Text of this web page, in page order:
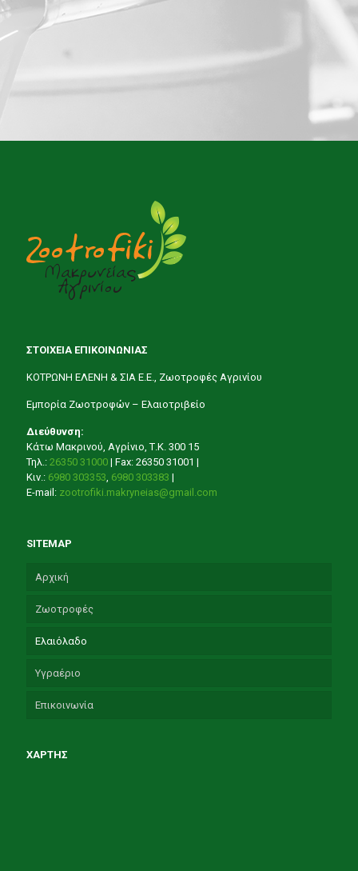
ΣΤΟΙΧΕΙΑ ΕΠΙΚΟΙΝΩΝΙΑΣ
ΚΟΤΡΩΝΗ ΕΛΕΝΗ & ΣΙΑ Ε.Ε., Ζωοτροφές Αγρινίου
Εμπορία Ζωοτροφών – Ελαιοτριβείο
Διεύθυνση:
Κάτω Μακρινού, Αγρίνιο, Τ.Κ. 300 15
Τηλ.: 26350 31000 | Fax: 26350 31001 |
Κιν.: 6980 303353, 6980 303383 |
Ε-mail: zootrofiki.makryneias@gmail.com
SITEMAP
Αρχική
Ζωοτροφές
Ελαιόλαδο
Υγραέριο
Επικοινωνία
ΧΑΡΤΗΣ